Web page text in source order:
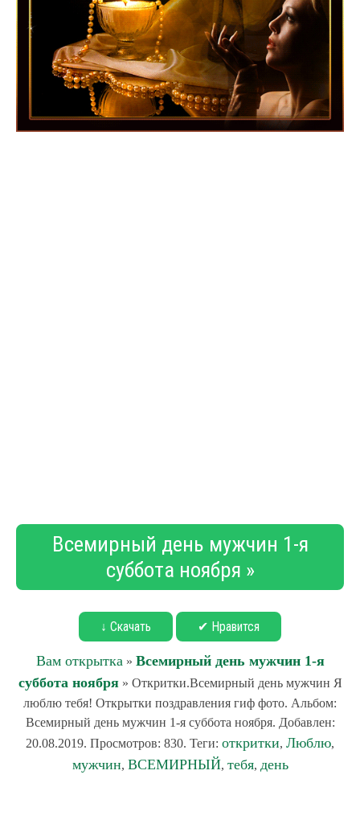
Всемирный день мужчин 1-я
суббота ноября »
↓ Скачать ✔ Нравится
Вам открытка » Всемирный день мужчин 1-я
суббота ноября» Откритки.Всемирный день мужчин Я
люблю тебя! Открытки поздравления гиф фото. Альбом:
Всемирный день мужчин 1-я суббота ноября. Добавлен:
20.08.2019. Просмотров: 830. Теги: откритки, Люблю,
мужчин, ВСЕМИРНЫЙ, тебя, день